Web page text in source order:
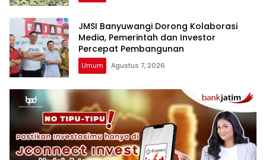
JMSI Banyuwangi Dorong Kolaborasi
Media, Pemerintah dan Investor
Percepat Pembangunan
Umum Agustus 7, 2026